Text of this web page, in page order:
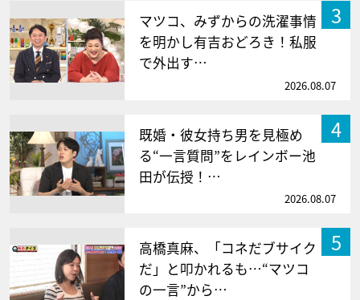
3
マツコ、みずからの洗濯事情
を明かし有吉おどろき！私服
で外出す…
2026.08.07
4
既婚・彼女持ち男を見極め
る“一言質問”をレインボー池
田が伝授！…
2026.08.07
5
高橋真麻、「コネだブサイク
だ」と叩かれるも…“マツコ
の一言”から…